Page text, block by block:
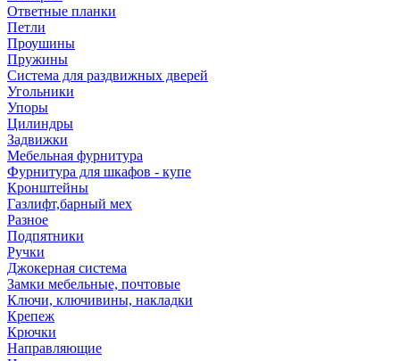
Ответные планки
Петли
Проушины
Пружины
Система для раздвижных дверей
Угольники
Упоры
Цилиндры
Задвижки
Мебельная фурнитура
Фурнитура для шкафов - купе
Кронштейны
Газлифт,барный мех
Разное
Подпятники
Ручки
Джокерная система
Замки мебельные, почтовые
Ключи, ключивины, накладки
Крепеж
Крючки
Направляющие